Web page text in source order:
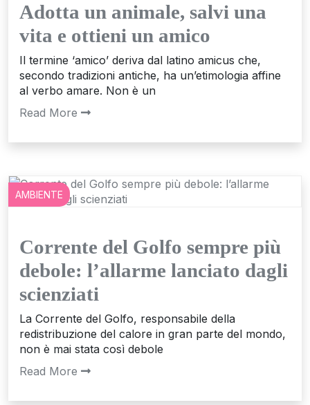
Adotta un animale, salvi una
vita e ottieni un amico
Il termine ‘amico’ deriva dal latino amicus che,
secondo tradizioni antiche, ha un’etimologia affine
al verbo amare. Non è un
Read More
AMBIENTE
Corrente del Golfo sempre più
debole: l’allarme lanciato dagli
scienziati
La Corrente del Golfo, responsabile della
redistribuzione del calore in gran parte del mondo,
non è mai stata così debole
Read More